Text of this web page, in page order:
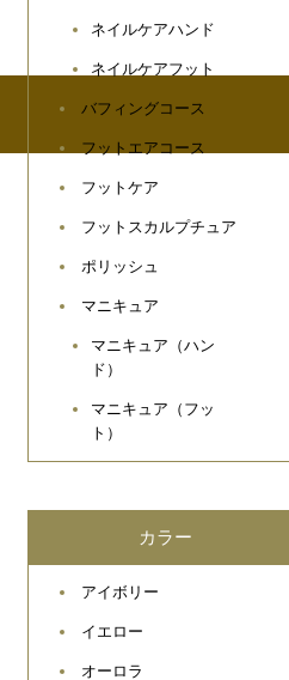
ネイルケアハンド
ネイルケアフット
バフィングコース
フットエアコース
フットケア
フットスカルプチュア
ポリッシュ
マニキュア
マニキュア（ハン
ド）
マニキュア（フッ
ト）
カラー
アイボリー
イエロー
オーロラ